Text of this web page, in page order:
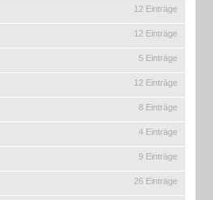
12 Einträge
12 Einträge
5 Einträge
12 Einträge
8 Einträge
4 Einträge
9 Einträge
26 Einträge